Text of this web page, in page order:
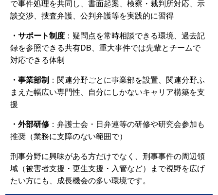
で事件処理を共同し、書面起案、検察・裁判所対応、示
談交渉、捜査弁護、公判弁護等を実践的に習得
・サポート制度 ：疑問点を常時相談できる環境、過去記
録を参照できる共有DB、重大事件では先輩とチームで
対応できる体制
・事業部制 ：関連分野ごとに事業部を設置、関連分野ふ
まえた幅広い専門性、自分にしかないキャリア構築を支
援
・外部研修 ：弁護士会・日弁連等の研修や研究会参加も
推奨（業務に支障のない範囲で）
刑事分野に興味がある方だけでなく、刑事事件の周辺領
域（被害者支援・更生支援・入管など）まで視野を広げ
たい方にも、成長機会の多い環境です。